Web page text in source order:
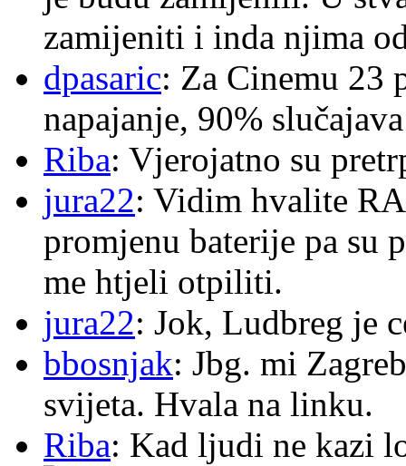
zamijeniti i inda njima
dpasaric: Za Cinemu 23
napajanje, 90%
Riba: Vjerojatno su
jura22: Vidim hvalite
promjenu baterije pa su
me htjeli otpiliti.
jura22: Jok, Ludbreg je
bbosnjak: Jbg. mi
svijeta. Hvala na linku.
Riba: Kad ljudi ne kazi